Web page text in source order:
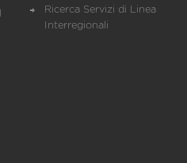
Ricerca Servizi di Linea
Interregionali